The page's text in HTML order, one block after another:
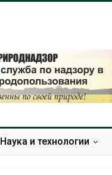
Наука и технологии